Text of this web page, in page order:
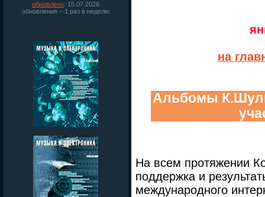
обновлено: 15.07.2026
обновления – 1 раз в неделю
на
Альбомы
На всем протяжении
поддержка и
международного